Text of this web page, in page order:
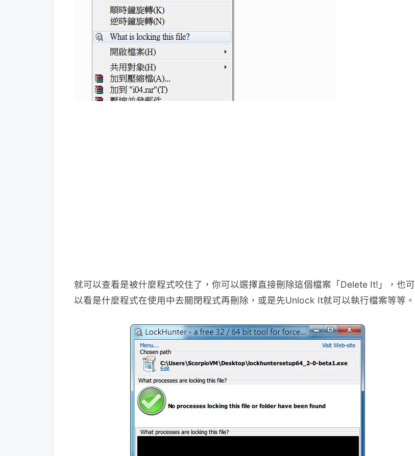
就可以查看是被什麼程式咬住了，你可以選擇直接刪除這個檔案「Delete It!」，也可
以看是什麼程式在使用中去關閉程式再刪除，或是先Unlock It就可以執行檔案等等。